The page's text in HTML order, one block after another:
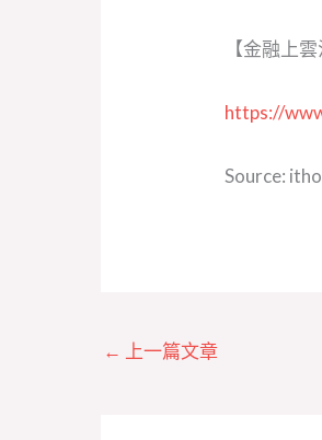
【金融上
https://
Source:
← 上一篇文章